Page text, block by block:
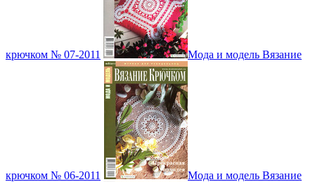
крючком № 07-2011 Мода и модель Вязание
крючком № 06-2011 Мода и модель Вязание